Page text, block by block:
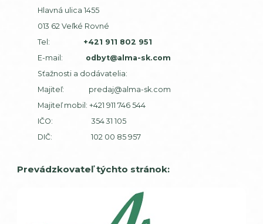
Hlavná ulica 1455
013 62 Veľké Rovné
Tel:
+421 911 802 951
E-mail: odbyt@alma-sk.com
Sťažnosti a dodávatelia:
Majiteľ: predaj@alma-sk.com
Majiteľ mobil: +421 911 746 544
IČO: 354 31 105
DIČ: 102 00 85 957
Prevádzkovateľ týchto stránok: